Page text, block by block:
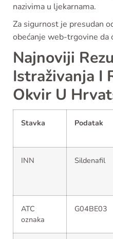
nazivima u ljekarnama.
Za sigurnost je presudan
obećanje web-trgovine da
Najnoviji
Istraživanja I
Okvir U
Stavka Podatak
INN Sildenafil
ATC
oznaka
G04BE03